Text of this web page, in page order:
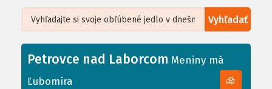
Vyhľadať
+
−
Leaflet| ©OpenStreetMap, Tiles courtesy ofHumanitarian OpenStreetMap
Petrovce nad Laborcom Meniny má
Ľubomíra